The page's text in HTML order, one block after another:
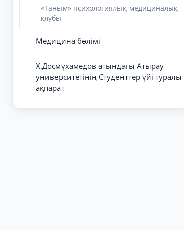
«Таным» психологиялық-медициналық
клубы
Медицина бөлімі
Х.Досмұхамедов атындағы Атырау
университетінің Студенттер үйі туралы
ақпарат